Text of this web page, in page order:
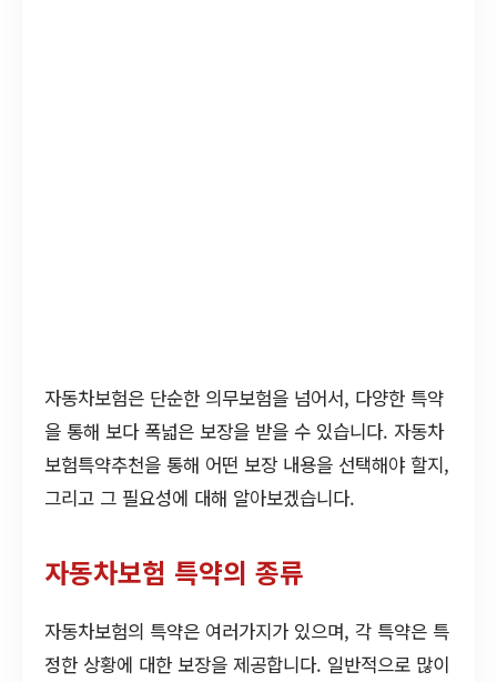
자동차보험은 단순한 의무보험을 넘어서, 다양한 특약
을 통해 보다 폭넓은 보장을 받을 수 있습니다. 자동차
보험특약추천을 통해 어떤 보장 내용을 선택해야 할지,
그리고 그 필요성에 대해 알아보겠습니다.
자동차보험 특약의 종류
자동차보험의 특약은 여러가지가 있으며, 각 특약은 특
정한 상황에 대한 보장을 제공합니다. 일반적으로 많이